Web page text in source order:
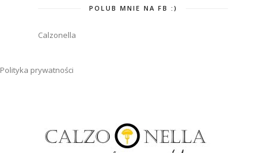
POLUB MNIE NA FB :)
Calzonella
Polityka prywatności